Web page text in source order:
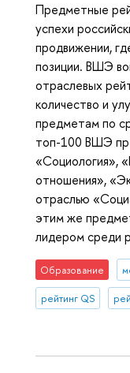
Предметные
успехи
продвижении,
позиции. ВШЭ
отраслевых
количество и
предметам по
топ-100 ВШЭ
«Социология»,
отношения»,
отраслью
этим же
лидером среди
Образование
рейтинг QS